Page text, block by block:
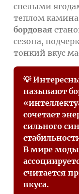
спелыми
теплом
бордовая
сезона,
тонкий вкус
💡
называют
сочетает
сильного
В мире моды
считается
вкуса.